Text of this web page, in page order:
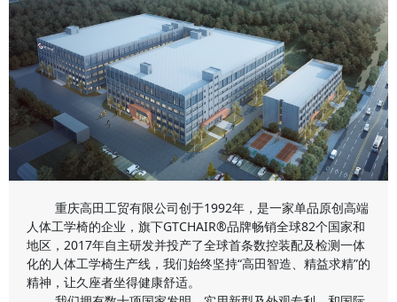
重庆高田工贸有限公司创于1992年，是一家单品原创高端
人体工学椅的企业，旗下GTCHAIR®品牌畅销全球82个国家和
地区，2017年自主研发并投产了全球首条数控装配及检测一体
化的人体工学椅生产线，我们始终坚持“高田智造、精益求精”的
精神，让久座者坐得健康舒适。